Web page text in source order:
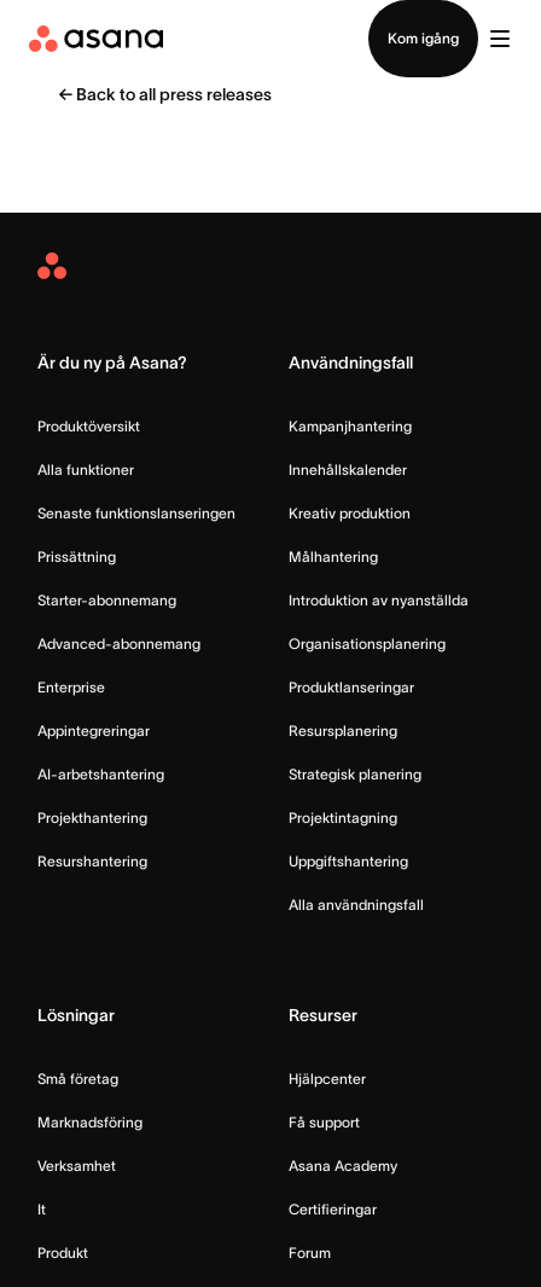
Kom igång
← Back to all press releases
Asana
Är du ny på Asana?
Produktöversikt
Alla funktioner
Senaste funktionslanseringen
Prissättning
Starter-abonnemang
Advanced-abonnemang
Enterprise
Appintegreringar
AI-arbetshantering
Projekthantering
Resurshantering
Användningsfall
Kampanjhantering
Innehållskalender
Kreativ produktion
Målhantering
Introduktion av nyanställda
Organisationsplanering
Produktlanseringar
Resursplanering
Strategisk planering
Projektintagning
Uppgiftshantering
Alla användningsfall
Lösningar
Små företag
Marknadsföring
Verksamhet
It
Produkt
Resurser
Hjälpcenter
Få support
Asana Academy
Certifieringar
Forum